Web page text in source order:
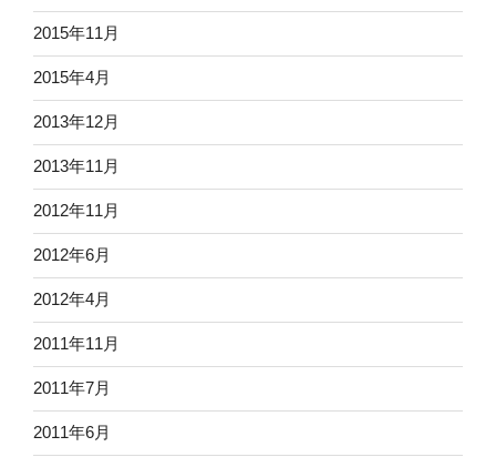
2015年11月
2015年4月
2013年12月
2013年11月
2012年11月
2012年6月
2012年4月
2011年11月
2011年7月
2011年6月